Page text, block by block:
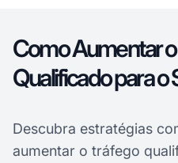
Como Aumentar
Qualificado para o
Descubra estratégias
aumentar o tráfego